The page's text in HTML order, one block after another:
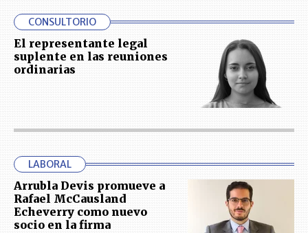
CONSULTORIO
El representante legal
suplente en las reuniones
ordinarias
LABORAL
Arrubla Devis promueve a
Rafael McCausland
Echeverry como nuevo
socio en la firma